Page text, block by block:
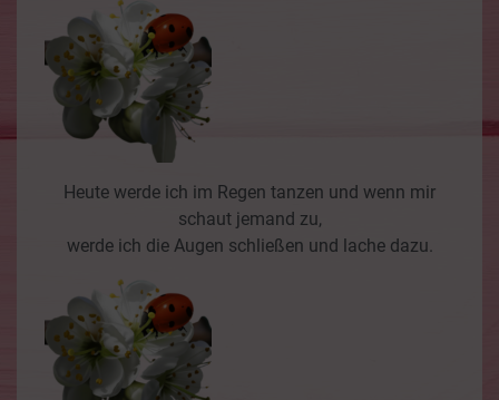
Heute werde ich im Regen tanzen und wenn mir
schaut jemand zu,
werde ich die Augen schließen und lache dazu.